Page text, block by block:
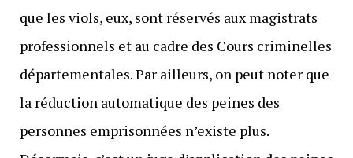
que les viols, eux, sont réservés aux magistrats
professionnels et au cadre des Cours criminelles
départementales. Par ailleurs, on peut noter que
la réduction automatique des peines des
personnes emprisonnées n’existe plus.